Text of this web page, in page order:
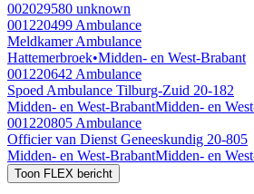
002029580 unknown
001220499 Ambulance
Meldkamer Ambulance
Hattemerbroek•Midden- en West-Brabant
001220642 Ambulance
Spoed Ambulance Tilburg-Zuid 20-182
Midden- en West-BrabantMidden- en
001220805 Ambulance
Officier van Dienst Geneeskundig 20-805
Midden- en West-BrabantMidden- en
Toon FLEX bericht